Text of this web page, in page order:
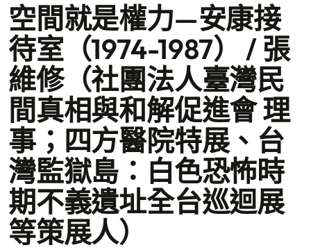
空間就是權力—安康接
待室（1974-1987） / 張
維修（社團法人臺灣民
間真相與和解促進會 理
事；四方醫院特展、台
灣監獄島：白色恐怖時
期不義遺址全台巡迴展
等策展人）